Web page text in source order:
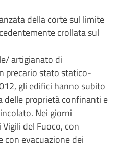
della corte sul limite
crollata sul
artigianato di
precario stato statico-
gli edifici hanno subito
delle proprietà confinanti e
Nei giorni
del Fuoco, con
con evacuazione dei